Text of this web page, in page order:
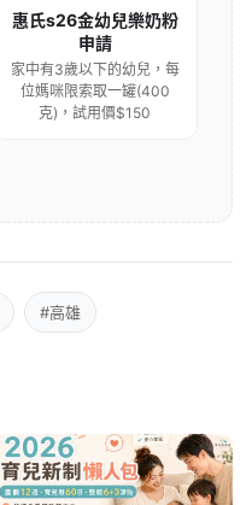
惠氏s26金幼兒樂奶粉
申請
家中有3歲以下的幼兒，每
位媽咪限索取一罐(400
克)，試用價$150
#高雄